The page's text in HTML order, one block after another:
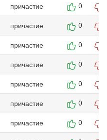
причастие 0
причастие 0
причастие 0
причастие 0
причастие 0
причастие 0
причастие 0